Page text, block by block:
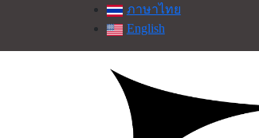
ภาษาไทย
English